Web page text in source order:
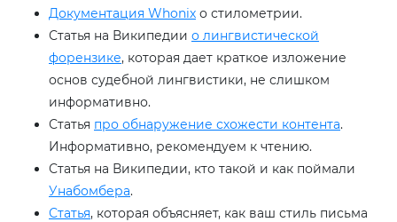
Документация Whonix о стилометрии.
Статья на Википедии о лингвистической
форензике, которая дает краткое изложение
основ судебной лингвистики, не слишком
информативно.
Статья про обнаружение схожести контента.
Информативно, рекомендуем к чтению.
Статья на Википедии, кто такой и как поймали
Унабомбера.
Статья, которая объясняет, как ваш стиль письма